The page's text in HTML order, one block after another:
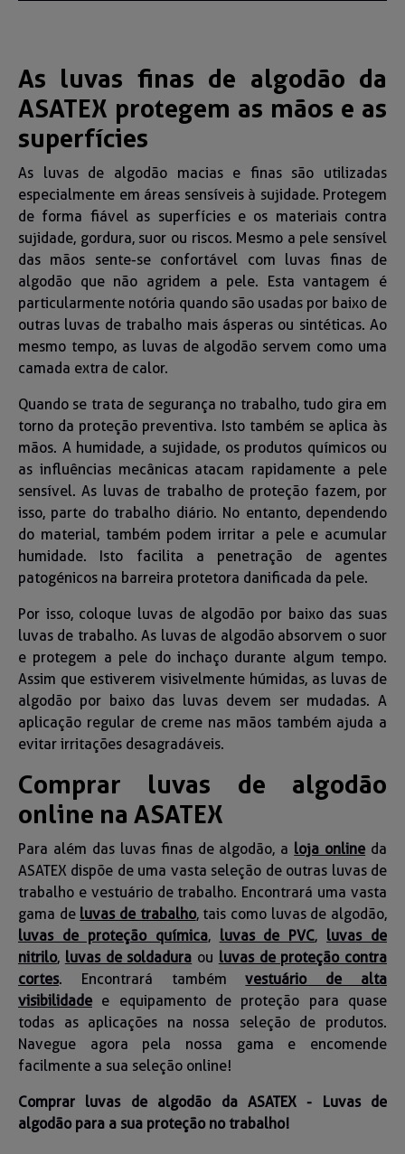
As luvas finas de algodão da
ASATEX protegem as mãos e as
superfícies
As luvas de algodão macias e finas são utilizadas
especialmente em áreas sensíveis à sujidade. Protegem
de forma fiável as superfícies e os materiais contra
sujidade, gordura, suor ou riscos. Mesmo a pele sensível
das mãos sente-se confortável com luvas finas de
algodão que não agridem a pele. Esta vantagem é
particularmente notória quando são usadas por baixo de
outras luvas de trabalho mais ásperas ou sintéticas. Ao
mesmo tempo, as luvas de algodão servem como uma
camada extra de calor.
Quando se trata de segurança no trabalho, tudo gira em
torno da proteção preventiva. Isto também se aplica às
mãos. A humidade, a sujidade, os produtos químicos ou
as influências mecânicas atacam rapidamente a pele
sensível. As luvas de trabalho de proteção fazem, por
isso, parte do trabalho diário. No entanto, dependendo
do material, também podem irritar a pele e acumular
humidade. Isto facilita a penetração de agentes
patogénicos na barreira protetora danificada da pele.
Por isso, coloque luvas de algodão por baixo das suas
luvas de trabalho. As luvas de algodão absorvem o suor
e protegem a pele do inchaço durante algum tempo.
Assim que estiverem visivelmente húmidas, as luvas de
algodão por baixo das luvas devem ser mudadas. A
aplicação regular de creme nas mãos também ajuda a
evitar irritações desagradáveis.
Comprar luvas de algodão
online na ASATEX
Para além das luvas finas de algodão, a loja online da
ASATEX dispõe de uma vasta seleção de outras luvas de
trabalho e vestuário de trabalho. Encontrará uma vasta
gama de luvas de trabalho, tais como luvas de algodão,
luvas de proteção química, luvas de PVC, luvas de
nitrilo, luvas de soldadura ou luvas de proteção contra
cortes. Encontrará tambémvestuário de alta
visibilidade e equipamento de proteção para quase
todas as aplicações na nossa seleção de produtos.
Navegue agora pela nossa gama e encomende
facilmente a sua seleção online!
Comprar luvas de algodão da ASATEX - Luvas de
algodão para a sua proteção no trabalho!